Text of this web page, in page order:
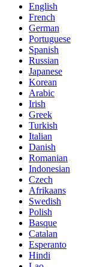
English
French
German
Portuguese
Spanish
Russian
Japanese
Korean
Arabic
Irish
Greek
Turkish
Italian
Danish
Romanian
Indonesian
Czech
Afrikaans
Swedish
Polish
Basque
Catalan
Esperanto
Hindi